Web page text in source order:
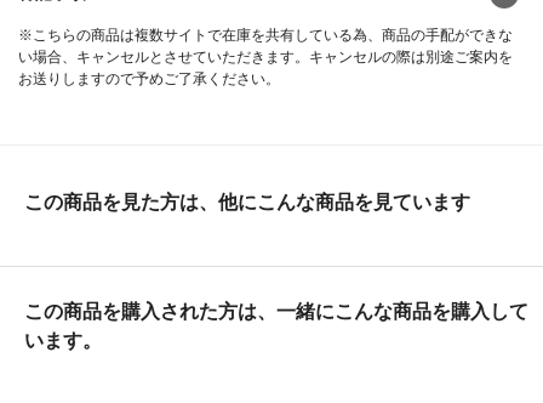
※こちらの商品は複数サイトで在庫を共有している為、商品の手配ができな
い場合、キャンセルとさせていただきます。キャンセルの際は別途ご案内を
お送りしますので予めご了承ください。
この商品を見た方は、他にこんな商品を見ています
この商品を購入された方は、一緒にこんな商品を購入して
います。